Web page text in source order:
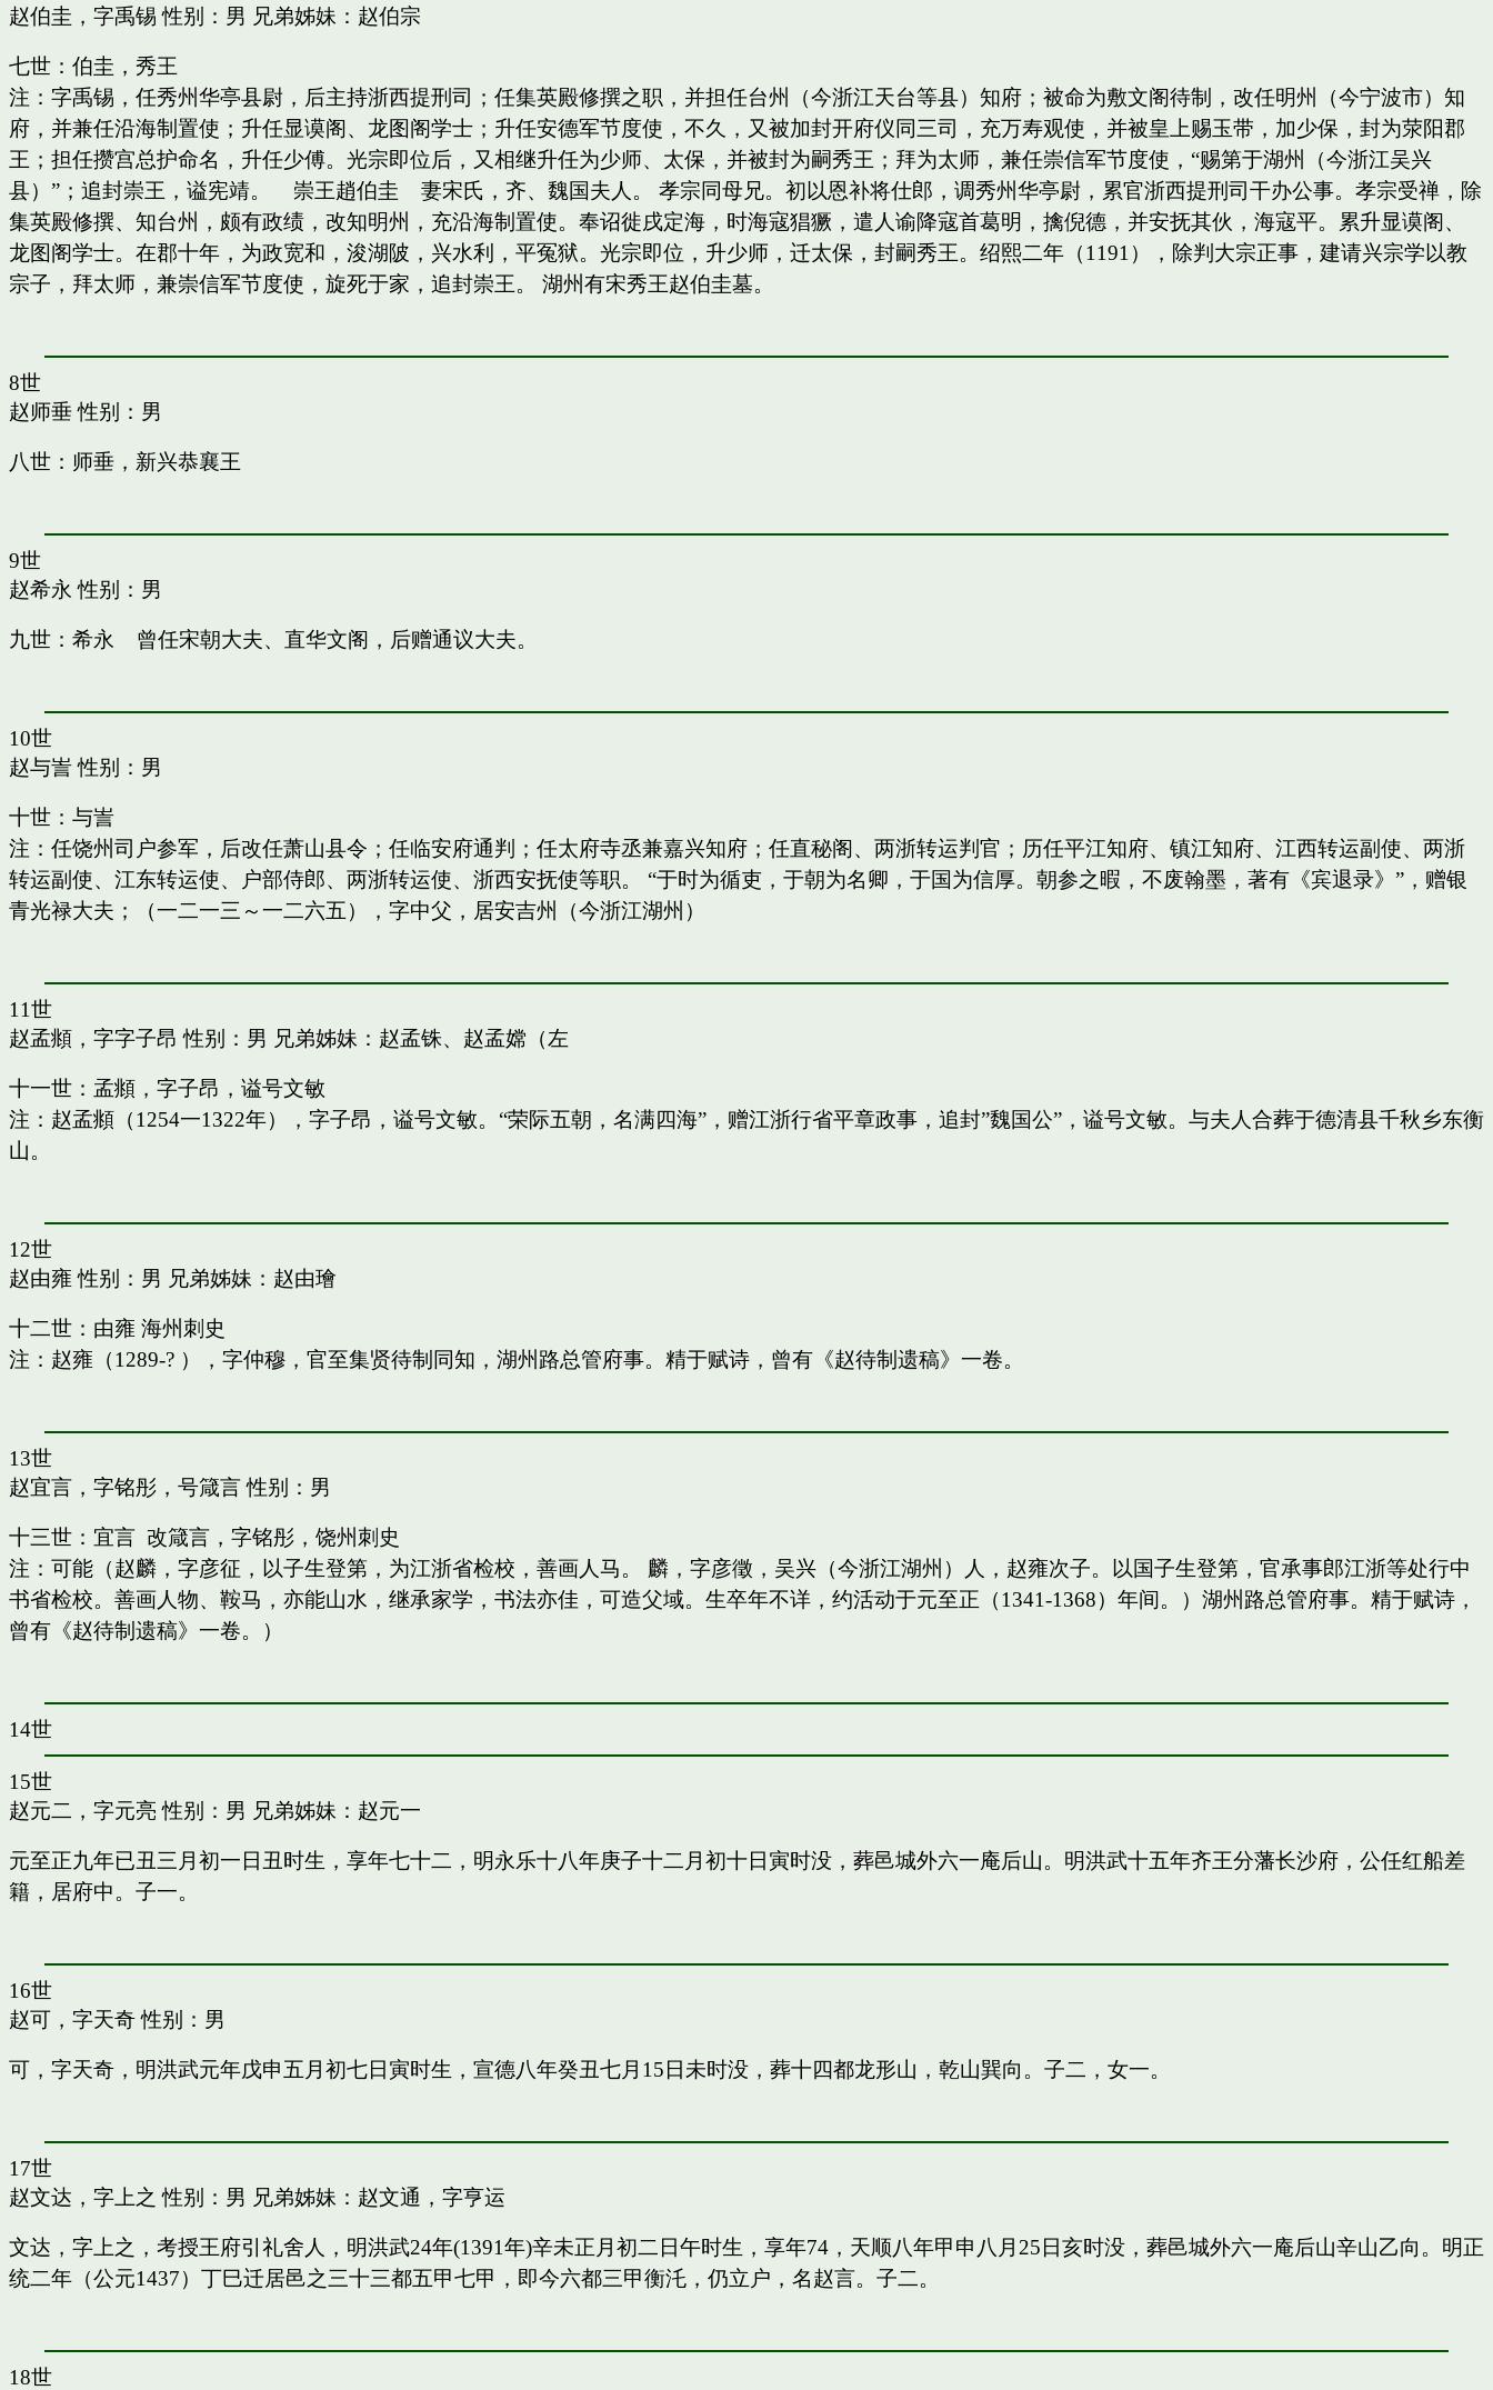
赵伯圭，字禹锡 性别：男 兄弟姊妹： 赵伯宗
七世：伯圭，秀王
注：字禹锡，任秀州华亭县尉，后主持浙西提刑司；任集英殿修撰之职，并担任台州（今浙江天台等县）知府；被命为敷文阁待制，改任明州（今宁波市）知
府，并兼任沿海制置使；升任显谟阁、龙图阁学士；升任安德军节度使，不久，又被加封开府仪同三司，充万寿观使，并被皇上赐玉带，加少保，封为荥阳郡
王；担任攒宫总护命名，升任少傅。光宗即位后，又相继升任为少师、太保，并被封为嗣秀王；拜为太师，兼任崇信军节度使，“赐第于湖州（今浙江吴兴
县）”；追封崇王，谥宪靖。 崇王趙伯圭 妻宋氏，齐、魏国夫人。 孝宗同母兄。初以恩补将仕郎，调秀州华亭尉，累官浙西提刑司干办公事。孝宗受禅，除
集英殿修撰、知台州，颇有政绩，改知明州，充沿海制置使。奉诏徙戌定海，时海寇猖獗，遣人谕降寇首葛明，擒倪德，并安抚其伙，海寇平。累升显谟阁、
龙图阁学士。在郡十年，为政宽和，浚湖陂，兴水利，平冤狱。光宗即位，升少师，迁太保，封嗣秀王。绍熙二年（1191），除判大宗正事，建请兴宗学以教
宗子，拜太师，兼崇信军节度使，旋死于家，追封崇王。 湖州有宋秀王赵伯圭墓。
8世
赵师垂性别：男
八世：师垂，新兴恭襄王
9世
赵希永 性别：男
九世：希永 曾任宋朝大夫、直华文阁，后赠通议大夫。
10世
赵与訔性别：男
十世：与訔
注：任饶州司户参军，后改任萧山县令；任临安府通判；任太府寺丞兼嘉兴知府；任直秘阁、两浙转运判官；历任平江知府、镇江知府、江西转运副使、两浙
转运副使、江东转运使、户部侍郎、两浙转运使、浙西安抚使等职。 “于时为循吏，于朝为名卿，于国为信厚。朝参之暇，不废翰墨，著有《宾退录》”，赠银
青光禄大夫；（一二一三～一二六五），字中父，居安吉州（今浙江湖州）
11世
赵孟頫，字字子昂 性别：男 兄弟姊妹： 赵孟铢、 赵孟嫦（左
十一世：孟頫，字子昂，谥号文敏
注：赵孟頫（1254一1322年），字子昂，谥号文敏。“荣际五朝，名满四海”，赠江浙行省平章政事，追封”魏国公”，谥号文敏。与夫人合葬于德清县千秋乡东衡
山。
12世
赵由雍 性别：男 兄弟姊妹： 赵由璯
十二世：由雍 海州刺史
注：赵雍（1289-? ），字仲穆，官至集贤待制同知，湖州路总管府事。精于赋诗，曾有《赵待制遗稿》一卷。
13世
赵宜言，字铭彤，号箴言性别：男
十三世：宜言 改箴言，字铭彤，饶州刺史
注：可能（赵麟，字彦征，以子生登第，为江浙省检校，善画人马。 麟，字彦徵，吴兴（今浙江湖州）人，赵雍次子。以国子生登第，官承事郎江浙等处行中
书省检校。善画人物、鞍马，亦能山水，继承家学，书法亦佳，可造父域。生卒年不详，约活动于元至正（1341-1368）年间。）湖州路总管府事。精于赋诗，
曾有《赵待制遗稿》一卷。）
14世
15世
赵元二，字元亮 性别：男 兄弟姊妹： 赵元一
元至正九年已丑三月初一日丑时生，享年七十二，明永乐十八年庚子十二月初十日寅时没，葬邑城外六一庵后山。明洪武十五年齐王分藩长沙府，公任红船差
籍，居府中。子一。
16世
赵可，字天奇性别：男
可，字天奇，明洪武元年戊申五月初七日寅时生，宣德八年癸丑七月15日未时没，葬十四都龙形山，乾山巽向。子二，女一。
17世
赵文达，字上之 性别：男 兄弟姊妹： 赵文通，字亨运
文达，字上之，考授王府引礼舍人，明洪武24年(1391年)辛未正月初二日午时生，享年74，天顺八年甲申八月25日亥时没，葬邑城外六一庵后山辛山乙向。明正
统二年（公元1437）丁巳迁居邑之三十三都五甲七甲，即今六都三甲衡汑，仍立户，名赵言。子二。
18世